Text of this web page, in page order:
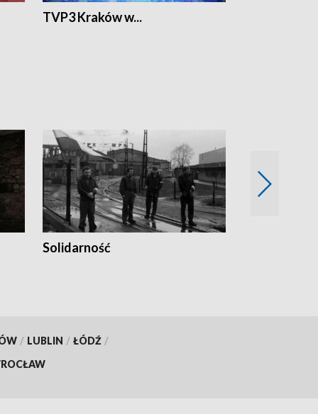
TVP3 Kraków w...
Solidarność
/ LUBLIN / ŁÓDŹ /